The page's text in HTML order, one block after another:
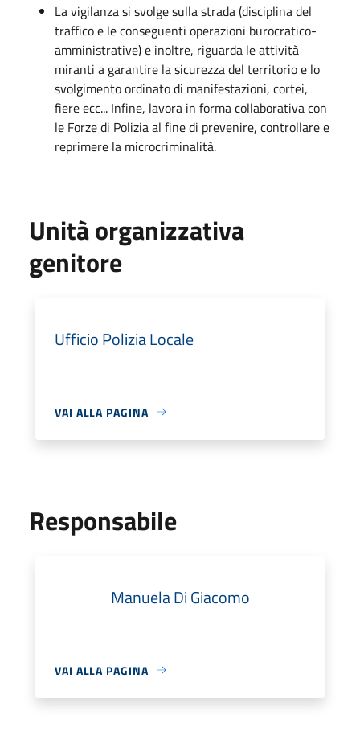
La vigilanza si svolge sulla strada (disciplina del
traffico e le conseguenti operazioni burocratico-
amministrative) e inoltre, riguarda le attività
miranti a garantire la sicurezza del territorio e lo
svolgimento ordinato di manifestazioni, cortei,
fiere ecc... Infine, lavora in forma collaborativa con
le Forze di Polizia al fine di prevenire, controllare e
reprimere la microcriminalità.
Unità organizzativa
genitore
Ufficio Polizia Locale
VAI ALLA PAGINA
Responsabile
Manuela Di Giacomo
VAI ALLA PAGINA